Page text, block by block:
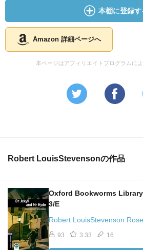
本棚に登録す
Amazon 詳細ページへ
本ページはアフィリエイトプログラムに
Robert LouisStevensonの作品
Oxford Bookworms
3/E
Robert LouisStevenson
93 3.33 16